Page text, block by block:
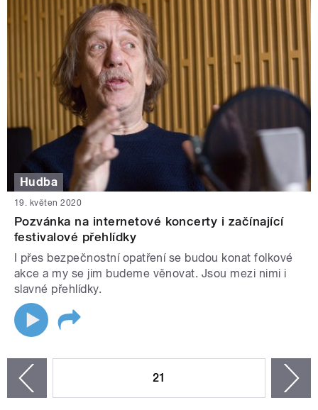
Hudba
19. květen 2020
Pozvánka na internetové koncerty i začínající
festivalové přehlídky
I přes bezpečnostní opatření se budou konat folkové
akce a my se jim budeme věnovat. Jsou mezi nimi i
slavné přehlídky.
21